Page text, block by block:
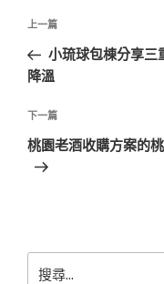
文
導
覽
上
一
篇
章
上一篇
小琉球包棟分享三
降溫
下
一
篇
下一篇
桃園老酒收購方案的